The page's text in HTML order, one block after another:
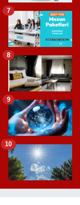
7
8
9
10